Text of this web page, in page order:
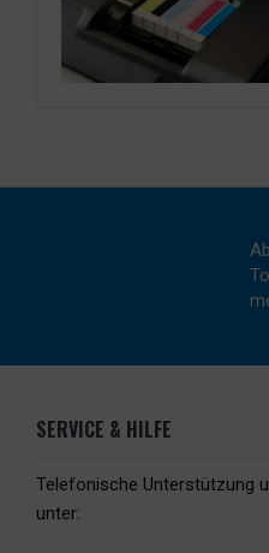
SERVICE & HILFE
Telefonische Unterstützung
unter: